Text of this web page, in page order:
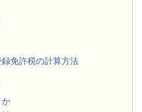
免許税の計算方法
か